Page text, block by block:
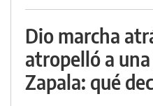
Dio marcha
atropelló a
Zapala: qué